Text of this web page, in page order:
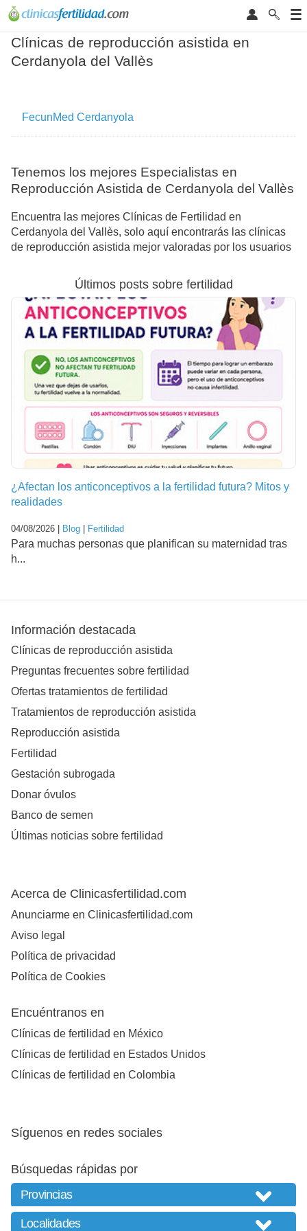
Clínicas de reproducción asistida en
Cerdanyola del Vallès
FecunMed Cerdanyola
Tenemos los mejores Especialistas en
Reproducción Asistida de Cerdanyola del Vallès
Encuentra las mejores Clínicas de Fertilidad en
Cerdanyola del Vallès, solo aquí encontrarás las clínicas
de reproducción asistida mejor valoradas por los usuarios
Últimos posts sobre fertilidad
¿Afectan los anticonceptivos a la fertilidad futura? Mitos y
realidades
04/08/2026 | Blog | Fertilidad
Para muchas personas que planifican su maternidad tras
h...
Información destacada
Clínicas de reproducción asistida
Preguntas frecuentes sobre fertilidad
Ofertas tratamientos de fertilidad
Tratamientos de reproducción asistida
Reproducción asistida
Fertilidad
Gestación subrogada
Donar óvulos
Banco de semen
Últimas noticias sobre fertilidad
Acerca de Clinicasfertilidad.com
Anunciarme en Clinicasfertilidad.com
Aviso legal
Política de privacidad
Política de Cookies
Encuéntranos en
Clínicas de fertilidad en México
Clínicas de fertilidad en Estados Unidos
Clínicas de fertilidad en Colombia
Síguenos en redes sociales
Búsquedas rápidas por